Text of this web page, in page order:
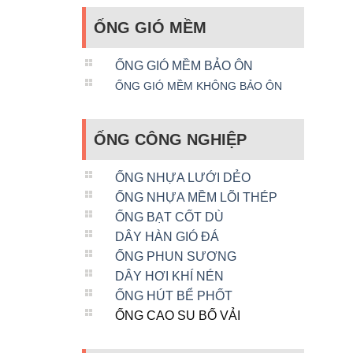
ỐNG GIÓ MỀM
ỐNG GIÓ MỀM BẢO ÔN
ỐNG GIÓ MỀM KHÔNG BẢO ÔN
ỐNG CÔNG NGHIỆP
ỐNG NHỰA LƯỚI DẺO
ỐNG NHỰA MỀM LÕI THÉP
ỐNG BẠT CỐT DÙ
DÂY HÀN GIÓ ĐÁ
ỐNG PHUN SƯƠNG
DÂY HƠI KHÍ NÉN
ỐNG HÚT BỂ PHỐT
ỐNG CAO SU BỐ VẢI